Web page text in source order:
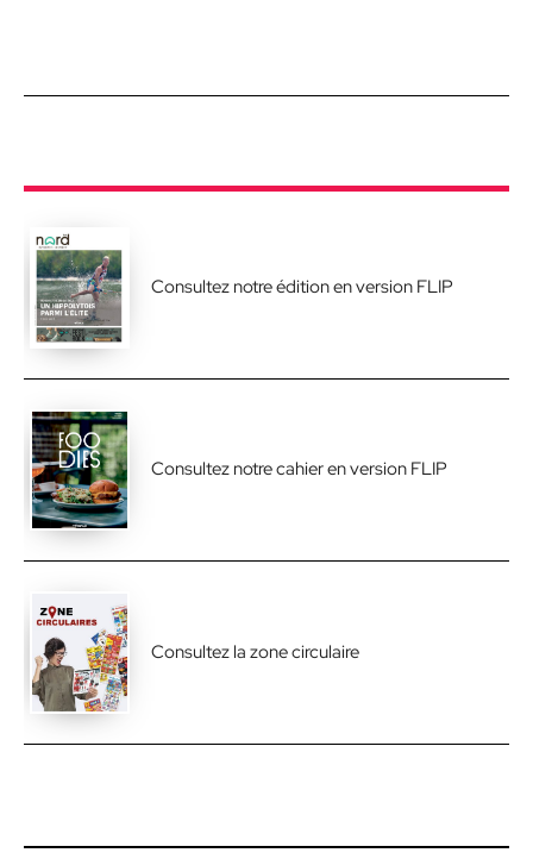
Consultez notre édition en version FLIP
Consultez notre cahier en version FLIP
Consultez la zone circulaire